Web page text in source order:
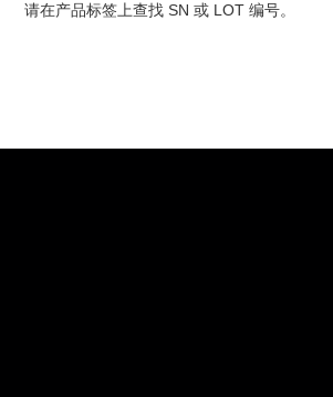
请在产品标签上查找 SN 或 LOT 编号。